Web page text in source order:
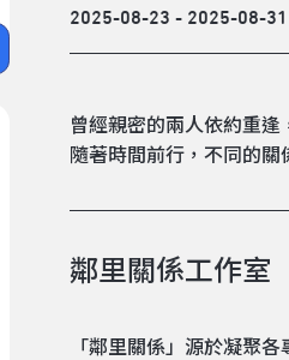
2025-08-23 - 2025-08-31
曾經親密的兩人依約重逢
隨著時間前行，不同的關
鄰里關係工作室
「鄰里關係」源於凝聚